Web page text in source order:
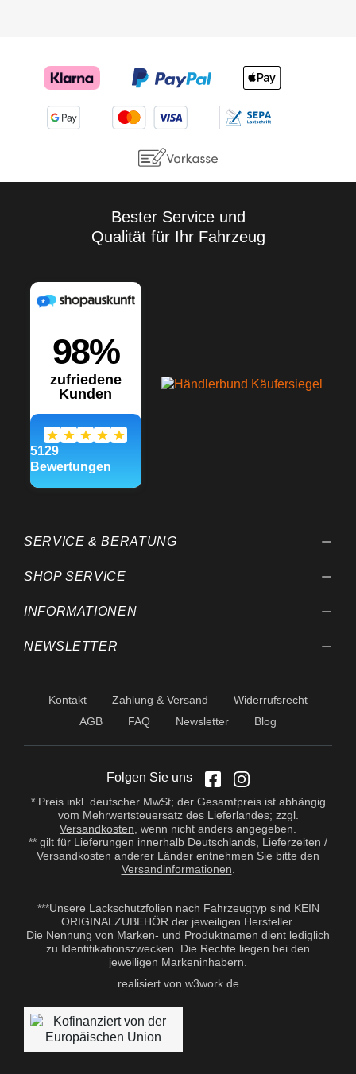
Bester Service und
Qualität für Ihr Fahrzeug
SERVICE & BERATUNG
SHOP SERVICE
INFORMATIONEN
NEWSLETTER
Kontakt Zahlung & Versand
Widerrufsrecht
AGB
FAQ Newsletter Blog
Folgen Sie uns
* Preis inkl. deutscher MwSt; der Gesamtpreis ist abhängig
vom Mehrwertsteuersatz des Lieferlandes; zzgl.
Versandkosten , wenn nicht anders angegeben.
** gilt für Lieferungen innerhalb Deutschlands, Lieferzeiten /
Versandkosten anderer Länder entnehmen Sie bitte den
Versandinformationen
***Unsere Lackschutzfolien nach Fahrzeugtyp sind KEIN
ORIGINALZUBEHÖR der jeweiligen Hersteller.
Die Nennung von Marken- und Produktnamen dient lediglich
zu Identifikationszwecken. Die Rechte liegen bei den
jeweiligen Markeninhabern.
realisiert von w3work.de